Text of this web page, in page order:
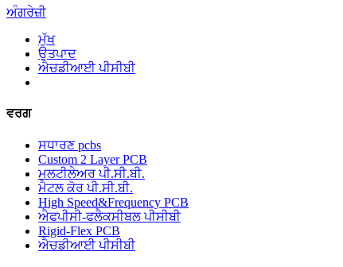
ਅੰਗਰੇਜ਼ੀ
ਮੁੱਖ
ਉਤਪਾਦ
ਐਚਡੀਆਈ ਪੀਸੀਬੀ
ਵਰਗ
ਸਧਾਰਣ pcbs
Custom 2 Layer PCB
ਮਲਟੀਲੇਅਰ ਪੀ.ਸੀ.ਬੀ.
ਮੈਟਲ ਕੋਰ ਪੀ.ਸੀ.ਬੀ.
High Speed&Frequency PCB
ਐਫਪੀਸੀ-ਫਲੈਕਸੀਬਲ ਪੀਸੀਬੀ
Rigid-Flex PCB
ਐਚਡੀਆਈ ਪੀਸੀਬੀ